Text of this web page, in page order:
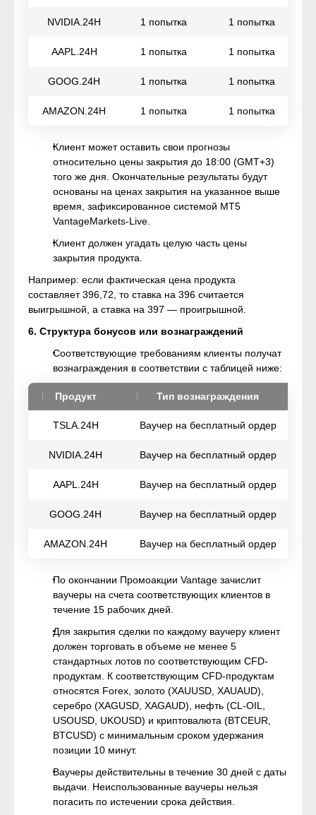
NVIDIA.24H 1 попытка 1 попытка
AAPL.24H 1 попытка 1 попытка
GOOG.24H 1 попытка 1 попытка
AMAZON.24H 1 попытка 1 попытка
Клиент может оставить свои прогнозы
относительно цены закрытия до 18:00 (GMT+3)
того же дня. Окончательные результаты будут
основаны на ценах закрытия на указанное выше
время, зафиксированное системой MT5
VantageMarkets-Live.
Клиент должен угадать целую часть цены
закрытия продукта.
Например: если фактическая цена продукта
составляет 396,72, то ставка на 396 считается
выигрышной, а ставка на 397 — проигрышной.
6. Структура бонусов или вознаграждений
Соответствующие требованиям клиенты получат
вознаграждения в соответствии с таблицей ниже:
Продукт Тип вознаграждения
TSLA.24H Ваучер на бесплатный ордер
NVIDIA.24H Ваучер на бесплатный ордер
AAPL.24H Ваучер на бесплатный ордер
GOOG.24H Ваучер на бесплатный ордер
AMAZON.24H Ваучер на бесплатный ордер
По окончании Промоакции Vantage зачислит
ваучеры на счета соответствующих клиентов в
течение 15 рабочих дней.
Для закрытия сделки по каждому ваучеру клиент
должен торговать в объеме не менее 5
стандартных лотов по соответствующим CFD-
продуктам. К соответствующим CFD-продуктам
относятся Forex, золото (XAUUSD, XAUAUD),
серебро (XAGUSD, XAGAUD), нефть (CL-OIL,
USOUSD, UKOUSD) и криптовалюта (BTCEUR,
BTCUSD) с минимальным сроком удержания
позиции 10 минут.
Ваучеры действительны в течение 30 дней с даты
выдачи. Неиспользованные ваучеры нельзя
погасить по истечении срока действия.